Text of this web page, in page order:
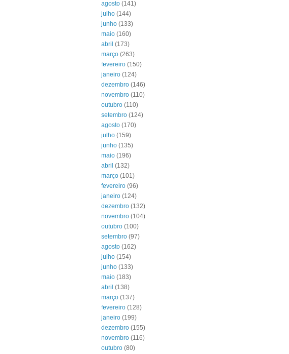
agosto (141)
julho (144)
junho (133)
maio (160)
abril (173)
março (263)
fevereiro (150)
janeiro (124)
dezembro (146)
novembro (110)
outubro (110)
setembro (124)
agosto (170)
julho (159)
junho (135)
maio (196)
abril (132)
março (101)
fevereiro (96)
janeiro (124)
dezembro (132)
novembro (104)
outubro (100)
setembro (97)
agosto (162)
julho (154)
junho (133)
maio (183)
abril (138)
março (137)
fevereiro (128)
janeiro (199)
dezembro (155)
novembro (116)
outubro (80)